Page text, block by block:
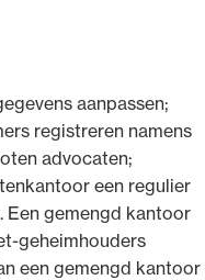
aanpassen;
registreren namens
advocaten;
een regulier
Een gemengd kantoor
geheimhouders
een gemengd kantoor